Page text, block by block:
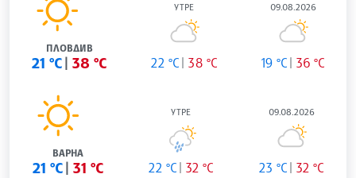
ПЛОВДИВ
21 °C 38 °C
УТРЕ
22 °C 38 °C
09.08.2026
19 °C 36 °C
ВАРНА
21 °C 31 °C
УТРЕ
22 °C 32 °C
09.08.2026
23 °C 32 °C